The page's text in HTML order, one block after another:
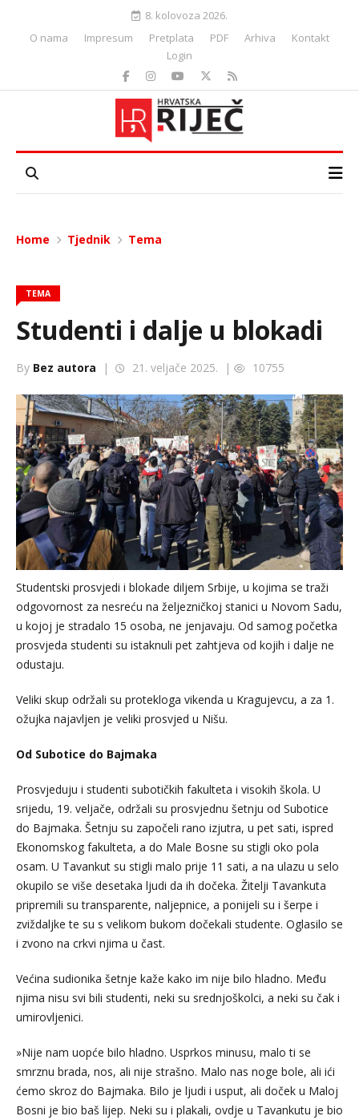
8. kolovoza 2026.
O nama
Impresum Pretplata PDF Arhiva
Kontakt
Login
Home Tjednik Tema
TEMA
Studenti i dalje u blokadi
By Bez autora | 21. veljače 2025. | 10755
Studentski prosvjedi i blokade diljem Srbije, u kojima se traži
odgovornost za nesreću na željezničkoj stanici u Novom Sadu,
u kojoj je stradalo 15 osoba, ne jenjavaju. Od samog početka
prosvjeda studenti su istaknuli pet zahtjeva od kojih i dalje ne
odustaju.
Veliki skup održali su protekloga vikenda u Kragujevcu, a za 1.
ožujka najavljen je veliki prosvjed u Nišu.
Od Subotice do Bajmaka
Prosvjeduju i studenti subotičkih fakulteta i visokih škola. U
srijedu, 19. veljače, održali su prosvjednu šetnju od Subotice
do Bajmaka. Šetnju su započeli rano izjutra, u pet sati, ispred
Ekonomskog fakulteta, a do Male Bosne su stigli oko pola
osam. U Tavankut su stigli malo prije 11 sati, a na ulazu u selo
okupilo se više desetaka ljudi da ih dočeka. Žitelji Tavankuta
pripremili su transparente, naljepnice, a ponijeli su i šerpe i
zviždaljke te su s velikom bukom dočekali studente. Oglasilo se
i zvono na crkvi njima u čast.
Većina sudionika šetnje kaže kako im nije bilo hladno. Među
njima nisu svi bili studenti, neki su srednjoškolci, a neki su čak i
umirovljenici.
»Nije nam uopće bilo hladno. Usprkos minusu, malo ti se
smrznu brada, nos, ali nije strašno. Malo nas noge bole, ali ići
ćemo skroz do Bajmaka. Bilo je ljudi i usput, ali doček u Maloj
Bosni je bio baš lijep. Neki su i plakali, ovdje u Tavankutu je bio